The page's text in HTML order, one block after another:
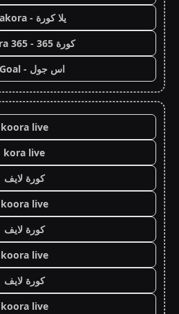
يلا كورة - yallakora
كورة 365 - kooora 365
اس جول - AS Goal
koora live
kora live
كورة لايف
koora live
كورة لايف
koora live
كورة لايف
koora live